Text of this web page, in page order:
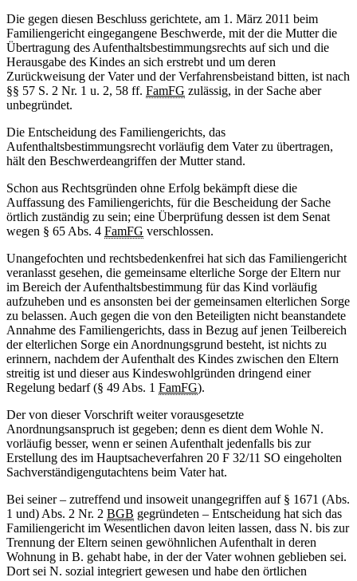
Die gegen diesen Beschluss gerichtete, am 1. März 2011 beim
Familiengericht eingegangene Beschwerde, mit der die Mutter die
Übertragung des Aufenthaltsbestimmungsrechts auf sich und die
Herausgabe des Kindes an sich erstrebt und um deren
Zurückweisung der Vater und der Verfahrensbeistand bitten, ist nach
§§ 57 S. 2 Nr. 1 u. 2, 58 ff. FamFG zulässig, in der Sache aber
unbegründet.
Die Entscheidung des Familiengerichts, das
Aufenthaltsbestimmungsrecht vorläufig dem Vater zu übertragen,
hält den Beschwerdeangriffen der Mutter stand.
Schon aus Rechtsgründen ohne Erfolg bekämpft diese die
Auffassung des Familiengerichts, für die Bescheidung der Sache
örtlich zuständig zu sein; eine Überprüfung dessen ist dem Senat
wegen § 65 Abs. 4 FamFG verschlossen.
Unangefochten und rechtsbedenkenfrei hat sich das Familiengericht
veranlasst gesehen, die gemeinsame elterliche Sorge der Eltern nur
im Bereich der Aufenthaltsbestimmung für das Kind vorläufig
aufzuheben und es ansonsten bei der gemeinsamen elterlichen Sorge
zu belassen. Auch gegen die von den Beteiligten nicht beanstandete
Annahme des Familiengerichts, dass in Bezug auf jenen Teilbereich
der elterlichen Sorge ein Anordnungsgrund besteht, ist nichts zu
erinnern, nachdem der Aufenthalt des Kindes zwischen den Eltern
streitig ist und dieser aus Kindeswohlgründen dringend einer
Regelung bedarf (§ 49 Abs. 1 FamFG).
Der von dieser Vorschrift weiter vorausgesetzte
Anordnungsanspruch ist gegeben; denn es dient dem Wohle N.
vorläufig besser, wenn er seinen Aufenthalt jedenfalls bis zur
Erstellung des im Hauptsacheverfahren 20 F 32/11 SO eingeholten
Sachverständigengutachtens beim Vater hat.
Bei seiner – zutreffend und insoweit unangegriffen auf § 1671 (Abs.
1 und) Abs. 2 Nr. 2 BGB gegründeten – Entscheidung hat sich das
Familiengericht im Wesentlichen davon leiten lassen, dass N. bis zur
Trennung der Eltern seinen gewöhnlichen Aufenthalt in deren
Wohnung in B. gehabt habe, in der der Vater wohnen geblieben sei.
Dort sei N. sozial integriert gewesen und habe den örtlichen